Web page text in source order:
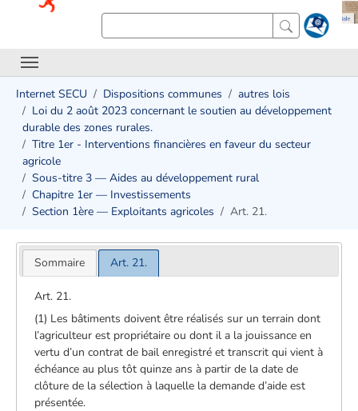
Internet SECU Dispositions communes
autres lois
Loi du 2 août 2023 concernant le soutien au développement
durable des zones rurales.
Titre 1er - Interventions financières en faveur du secteur
agricole
Sous-titre 3 — Aides au développement rural
Chapitre 1er — Investissements
Section 1ère — Exploitants agricoles
Art. 21.
Sommaire Art. 21.
Art. 21.
(1) Les bâtiments doivent être réalisés sur un terrain dont
l’agriculteur est propriétaire ou dont il a la jouissance en
vertu d’un contrat de bail enregistré et transcrit qui vient à
échéance au plus tôt quinze ans à partir de la date de
clôture de la sélection à laquelle la demande d’aide est
présentée.